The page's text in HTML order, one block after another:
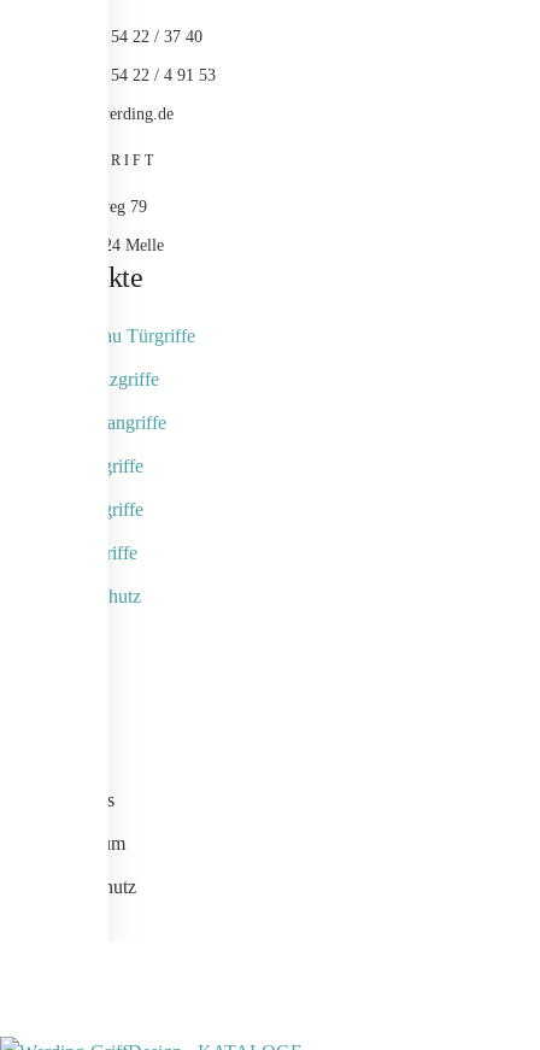
+49 (0) 54 22 / 37 40
+49 (0) 54 22 / 4 91 53
info@werding.de
ANSCHRIFT
Maschweg 79
49324 Melle
Produkte
Objektbau Türgriffe
Naturholzgriffe
Fingerscangriffe
Kameragriffe
Schalengriffe
Designgriffe
Rammschutz
Aktuelles
Impressum
Datenschutz